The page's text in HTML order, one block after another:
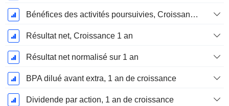
Bénéfices des activités poursuivies, Croissance 1 an
Résultat net, Croissance 1 an
Résultat net normalisé sur 1 an
BPA dilué avant extra, 1 an de croissance
Dividende par action, 1 an de croissance